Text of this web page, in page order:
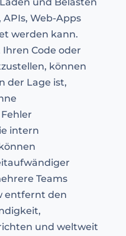
Web-Apps
werden kann.
Code oder
können
der Lage ist,
intern
Teams
entfernt den
und weltweit